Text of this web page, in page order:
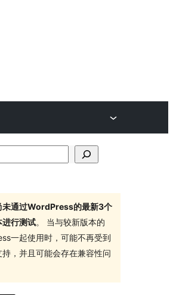
未通过WordPress的最新3个
进行测试。 当与较新版本的
一起使用时，可能不再受到
，并且可能会存在兼容性问